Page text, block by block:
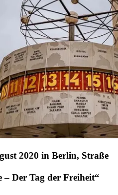
2020 in Berlin, Straße
– Der Tag der Freiheit“